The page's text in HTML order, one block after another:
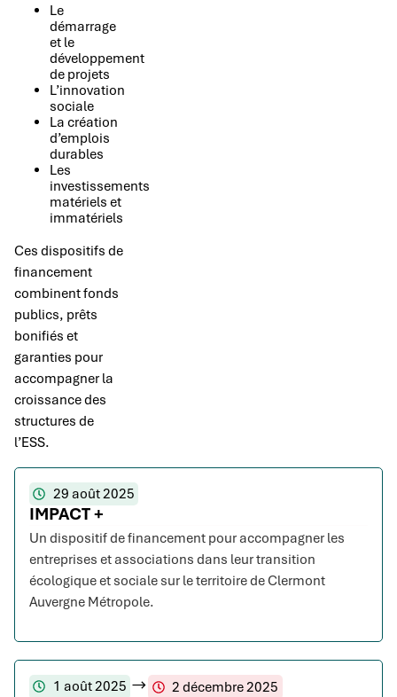
Le
démarrage
et le
développement
de projets
L’innovation
sociale
La création
d’emplois
durables
Les
investissements
matériels et
immatériels
Ces dispositifs de
financement
combinent fonds
publics, prêts
bonifiés et
garanties pour
accompagner la
croissance des
structures de
l’ESS.
29 août 2025
IMPACT +
Un dispositif de financement pour accompagner les
entreprises et associations dans leur transition
écologique et sociale sur le territoire de Clermont
Auvergne Métropole.
1 août 2025 2 décembre 2025